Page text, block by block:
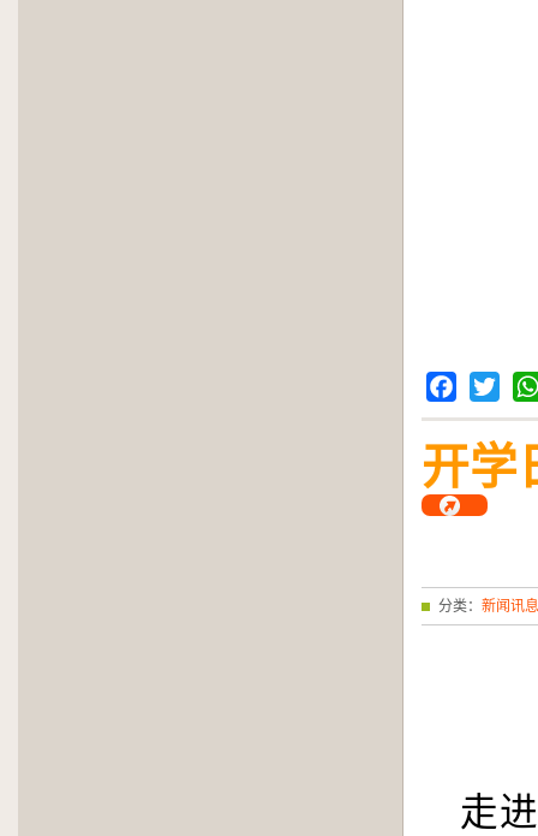
Facebook
Twitter
开学
分类： 新闻讯息
走